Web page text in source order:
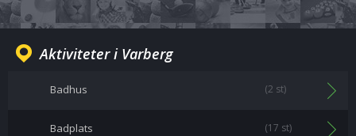
Aktiviteter i Varberg
Badhus (2 st)
Badplats (17 st)